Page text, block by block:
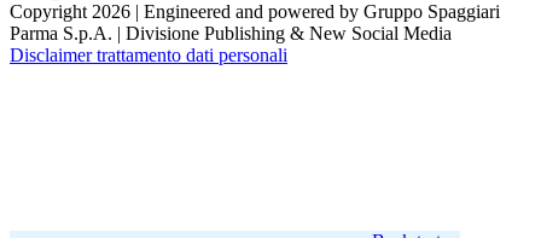
Copyright 2026 | Engineered and powered by Gruppo Spaggiari
Parma S.p.A. | Divisione Publishing & New Social Media
Disclaimer trattamento dati personali